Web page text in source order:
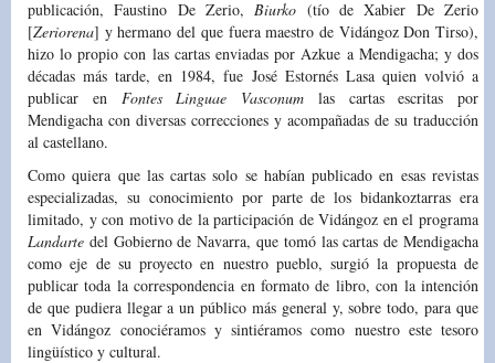
publicación, Faustino De Zerio,Biurko (tío de Xabier De Zerio
[Zeriorena] y hermano del que fuera maestro de Vidángoz Don Tirso),
hizo lo propio con las cartas enviadas por Azkue a Mendigacha; y dos
décadas más tarde, en 1984, fue José Estornés Lasa quien volvió a
publicar en Fontes Linguae Vasconum las cartas escritas por
Mendigacha con diversas correcciones y acompañadas de su traducción
al castellano.
Como quiera que las cartas solo se habían publicado en esas revistas
especializadas, su conocimiento por parte de los bidankoztarras era
limitado, y con motivo de la participación de Vidángoz en el programa
Landarte del Gobierno de Navarra, que tomó las cartas de Mendigacha
como eje de su proyecto en nuestro pueblo, surgió la propuesta de
publicar toda la correspondencia en formato de libro, con la intención
de que pudiera llegar a un público más general y, sobre todo, para que
en Vidángoz conociéramos y sintiéramos como nuestro este tesoro
lingüístico y cultural.